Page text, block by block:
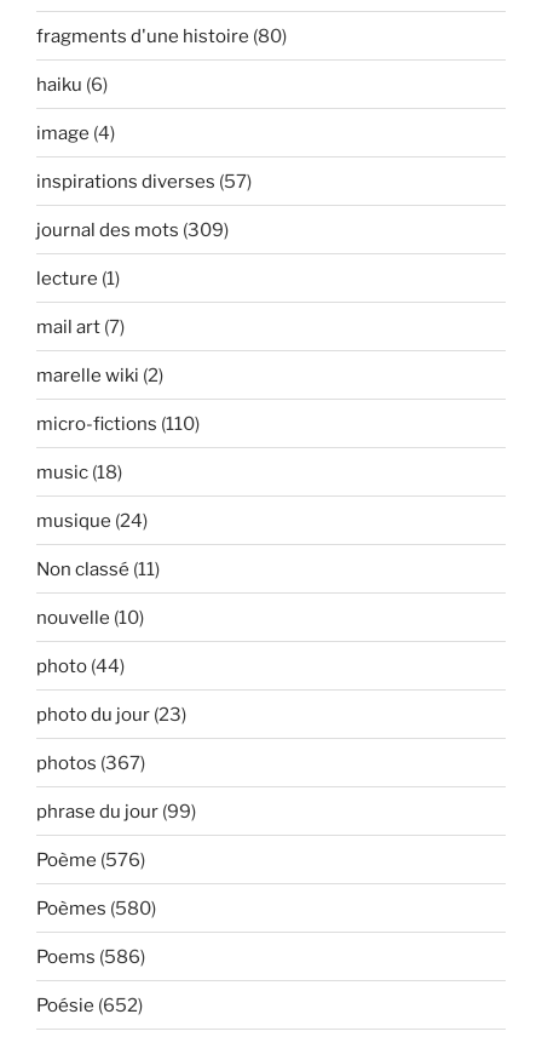
fragments d'une histoire (80)
haiku (6)
image (4)
inspirations diverses (57)
journal des mots (309)
lecture (1)
mail art (7)
marelle wiki (2)
micro-fictions (110)
music (18)
musique (24)
Non classé (11)
nouvelle (10)
photo (44)
photo du jour (23)
photos (367)
phrase du jour (99)
Poème (576)
Poèmes (580)
Poems (586)
Poésie (652)